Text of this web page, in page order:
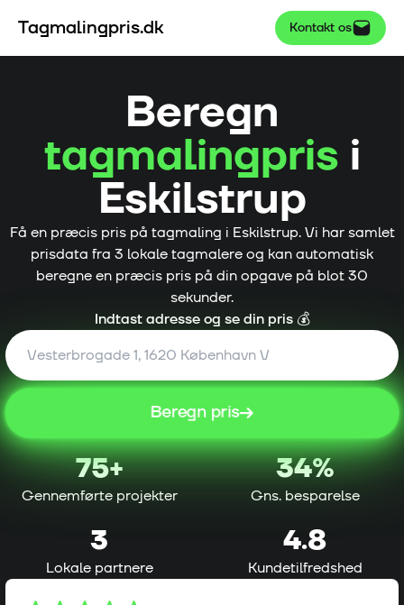
Tagmalingpris.dk Kontakt os
Beregn
tagmalingprisi
Eskilstrup
Få en præcis pris på tagmaling i Eskilstrup. Vi har samlet
prisdata fra 3 lokale tagmalere og kan automatisk
beregne en præcis pris på din opgave på blot 30
sekunder.
Indtast adresse og se din pris 💰
Beregn pris
75+
Gennemførte projekter
34%
Gns. besparelse
3
Lokale partnere
4.8
Kundetilfredshed